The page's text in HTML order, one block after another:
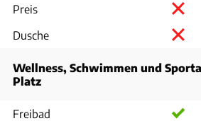
Preis
Dusche
Wellness, Schwimmen und
Platz
Freibad